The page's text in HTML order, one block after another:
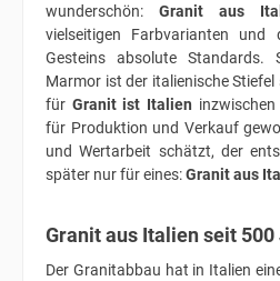
wunderschön: Granit aus
vielseitigen Farbvarianten
Gesteins absolute Standards.
Marmor ist der italienische
für Granit ist Italien
für Produktion und Verkauf
und Wertarbeit schätzt, der
später nur für eines:Granit aus
Granit aus Italien seit 500
Der Granitabbau hat in Italien